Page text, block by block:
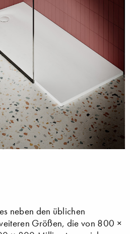
neben den üblichen
Größen, die von 800 ×